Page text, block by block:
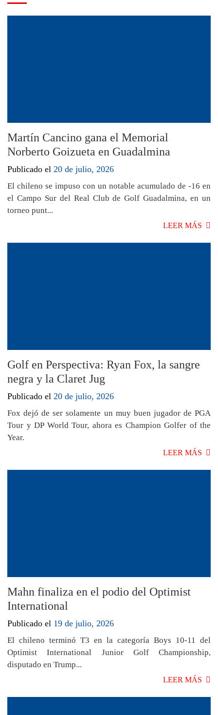
Martín Cancino gana el Memorial
Norberto Goizueta en Guadalmina
Publicado el 20 de julio, 2026
El chileno se impuso con un notable acumulado de -16 en
el Campo Sur del Real Club de Golf Guadalmina, en un
torneo punt...
LEER MÁS
Golf en Perspectiva: Ryan Fox, la sangre
negra y la Claret Jug
Publicado el 20 de julio, 2026
Fox dejó de ser solamente un muy buen jugador de PGA
Tour y DP World Tour, ahora es Champion Golfer of the
Year.
LEER MÁS
Mahn finaliza en el podio del Optimist
International
Publicado el 19 de julio, 2026
El chileno terminó T3 en la categoría Boys 10-11 del
Optimist International Junior Golf Championship,
disputado en Trump...
LEER MÁS